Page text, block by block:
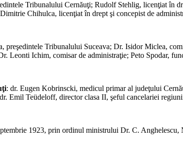
Tribunalului Cernăuţi; Rudolf Stehlig, licenţiat în
Chihulca, licenţiat în drept şi concepist de
preşedintele Tribunalului Suceava; Dr. Isidor Miclea,
Leonti Ichim, comisar de administraţie; Peto Spodar,
: dr. Eugen Kobrinscki, medicul primar al judeţului
Emil Teüdeloff, director clasa II, şeful cancelariei
1923, prin ordinul ministrului Dr. C. Anghelescu,